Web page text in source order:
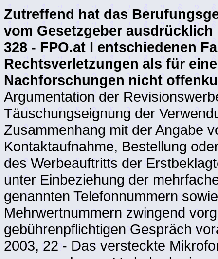
Zutreffend hat das
vom Gesetzgeber ausdrücklich
328 - FPO.at I entschiedenen
Rechtsverletzungen als für
Nachforschungen nicht
Argumentation der
Täuschungseignung der
Zusammenhang mit der Angabe
Kontaktaufnahme, Bestellung
des Werbeauftritts der
unter Einbeziehung der
genannten Telefonnummern
Mehrwertnummern zwingend
gebührenpflichtigen Gespräch
2003, 22 - Das versteckte